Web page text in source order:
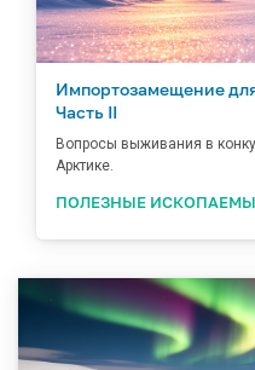
Импортозамещение
Часть II
Вопросы выживания в
Арктике.
ПОЛЕЗНЫЕ